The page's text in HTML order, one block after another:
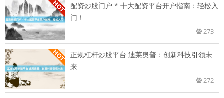
配资炒股门户 * 十大配资平台开户指南：轻松入
门！
273
正规杠杆炒股平台 迪莱奥普：创新科技引领未
来
272